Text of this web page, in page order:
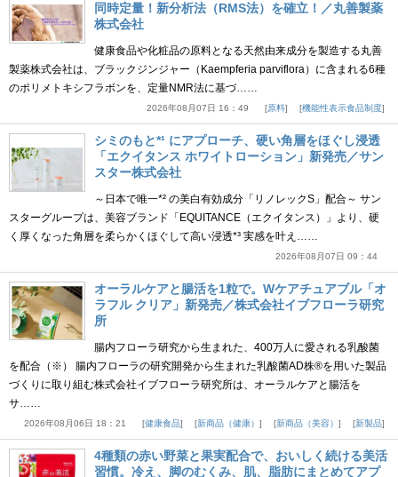
同時定量！新分析法（RMS法）を確立！／丸善製薬
株式会社
健康食品や化粧品の原料となる天然由来成分を製造する丸善
製薬株式会社は、ブラックジンジャー（Kaempferia parviflora）に含まれる6種
のポリメトキシフラボンを、定量NMR法に基づ……
2026年08月07日 16：49 原料 機能性表示食品制度
シミのもと*¹ にアプローチ、硬い角層をほぐし浸透
「エクイタンス ホワイトローション」新発売／サン
スター株式会社
～日本で唯一*² の美白有効成分「リノレックS」配合～ サン
スターグループは、美容ブランド「EQUITANCE（エクイタンス）」より、硬
く厚くなった角層を柔らかくほぐして高い浸透*³ 実感を叶え……
2026年08月07日 09：44
オーラルケアと腸活を1粒で。Wケアチュアブル「オ
ラフル クリア」新発売／株式会社イブフローラ研究
所
腸内フローラ研究から生まれた、400万人に愛される乳酸菌
を配合（※） 腸内フローラの研究開発から生まれた乳酸菌AD株®を用いた製品
づくりに取り組む株式会社イブフローラ研究所は、オーラルケアと腸活を
サ……
2026年08月06日 18：21 健康食品 新商品（健康） 新商品（美容） 新製品
4種類の赤い野菜と果実配合で、おいしく続ける美活
習慣。冷え、脚のむくみ、肌、脂肪にまとめてアプ